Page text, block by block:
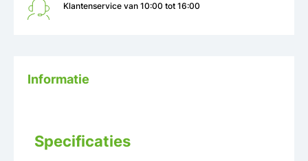
Klantenservice van 10:00 tot 16:00
Informatie
Specificaties